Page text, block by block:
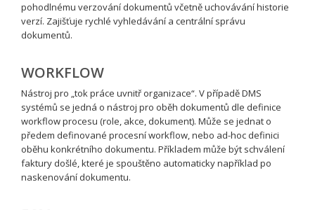
pohodlnému verzování dokumentů včetně uchovávání historie
verzí. Zajišťuje rychlé vyhledávání a centrální správu
dokumentů.
WORKFLOW
Nástroj pro „tok práce uvnitř organizace“. V případě DMS
systémů se jedná o nástroj pro oběh dokumentů dle definice
workflow procesu (role, akce, dokument). Může se jednat o
předem definované procesní workflow, nebo ad-hoc definici
oběhu konkrétního dokumentu. Příkladem může být schválení
faktury došlé, které je spouštěno automaticky například po
naskenování dokumentu.